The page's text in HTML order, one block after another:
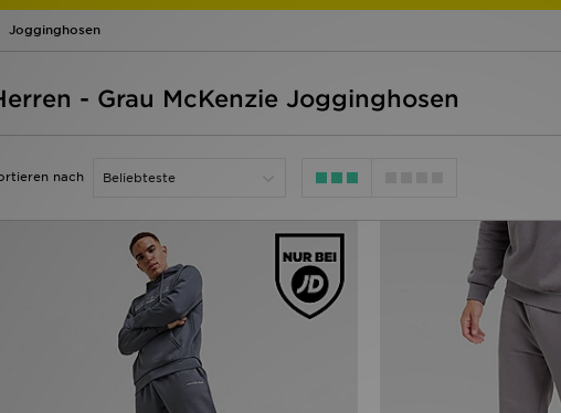
Jogginghosen
- Grau McKenzie Jogginghosen
nach